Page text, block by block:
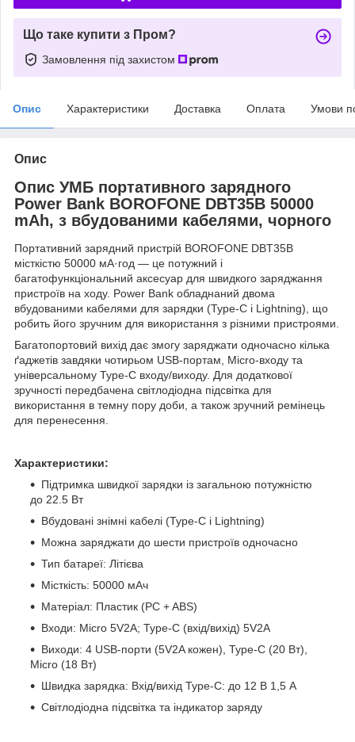
Що таке купити з Пром?
Замовлення під захистом
Опис Характеристики Доставка Оплата Умови
Опис
Опис УМБ портативного зарядного
Power Bank BOROFONE DBT35B 50000
mAh, з вбудованими кабелями, чорного
Портативний зарядний пристрій BOROFONE DBT35B
місткістю 50000 мА·год — це потужний і
багатофункціональний аксесуар для швидкого заряджання
пристроїв на ходу. Power Bank обладнаний двома
вбудованими кабелями для зарядки (Type-C і Lightning), що
робить його зручним для використання з різними пристроями.
Багатопортовий вихід дає змогу заряджати одночасно кілька
ґаджетів завдяки чотирьом USB-портам, Micro-входу та
універсальному Type-C входу/виходу. Для додаткової
зручності передбачена світлодіодна підсвітка для
використання в темну пору доби, а також зручний ремінець
для перенесення.
Характеристики:
Підтримка швидкої зарядки із загальною потужністю
до 22.5 Вт
Вбудовані знімні кабелі (Type-C і Lightning)
Можна заряджати до шести пристроїв одночасно
Тип батареї: Літієва
Місткість: 50000 мАч
Матеріал: Пластик (PC + ABS)
Входи: Micro 5V2A; Type-C (вхід/вихід) 5V2A
Виходи: 4 USB-порти (5V2A кожен), Type-C (20 Вт),
Micro (18 Вт)
Швидка зарядка: Вхід/вихід Type-C: до 12 В 1,5 А
Світлодіодна підсвітка та індикатор заряду